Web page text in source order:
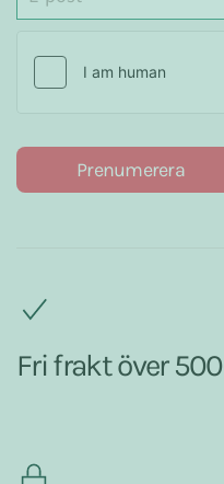
Prenumerera
Fri frakt över 500